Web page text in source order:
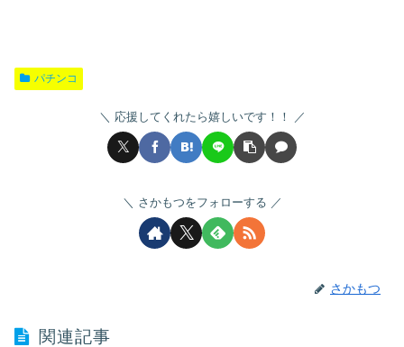
パチンコ
応援してくれたら嬉しいです！！
さかもつをフォローする
さかもつ
関連記事